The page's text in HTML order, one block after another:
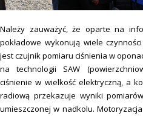
Należy zauważyć, że oparte na
pokładowe wykonują wiele
jest czujnik pomiaru ciśnienia w
na technologii SAW
ciśnienie w wielkość elektryczną, a
radiową przekazuje wyniki
umieszczonej w nadkolu.